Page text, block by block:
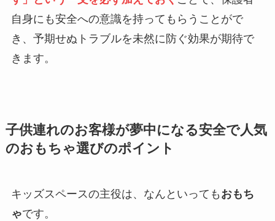
自身にも安全への意識を持ってもらうことがで
き、予期せぬトラブルを未然に防ぐ効果が期待で
きます。
子供連れのお客様が夢中になる安全で人気
のおもちゃ選びのポイント
キッズスペースの主役は、なんといっても おもち
ゃです。